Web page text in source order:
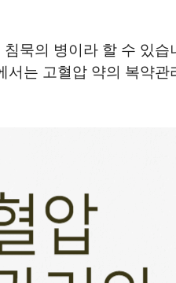
묵의 병이라 할 수 있습
는 고혈압 약의 복약